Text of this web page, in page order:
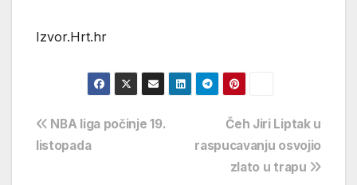
Izvor.Hrt.hr
Navigacija
objava
Čeh Jiri Liptak u
raspucavanju osvojio
zlato u trapu
NBA liga počinje 19.
listopada